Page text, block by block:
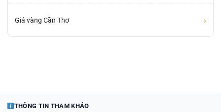
Giá vàng Cần Thơ ›
THÔNG TIN THAM KHẢO